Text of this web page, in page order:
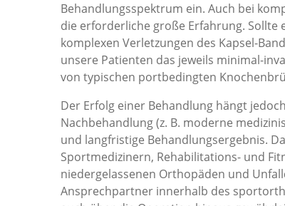
Behandlungsspektrum ein. Auch bei
die erforderliche große Erfahrung. Sollte
komplexen Verletzungen des Kapsel-
unsere Patienten das jeweils minimal-
von typischen portbedingten
Der Erfolg einer Behandlung hängt
Nachbehandlung (z. B. moderne
und langfristige Behandlungsergebnis.
Sportmedizinern, Rehabilitations- und
niedergelassenen Orthopäden und
Ansprechpartner innerhalb des